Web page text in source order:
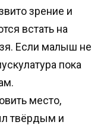
зрение и
встать на
Если малыш не
пока
место,
твёрдым и